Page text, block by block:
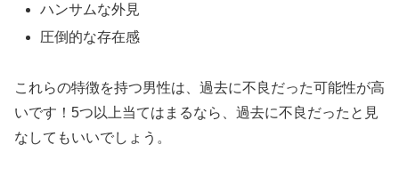
ハンサムな外見
圧倒的な存在感
これらの特徴を持つ男性は、過去に不良だった可能性が高
いです！5つ以上当てはまるなら、過去に不良だったと見
なしてもいいでしょう。